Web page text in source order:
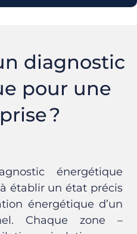
diagnostic
pour une
?
énergétique
établir un état précis
énergétique d’un
Chaque zone –